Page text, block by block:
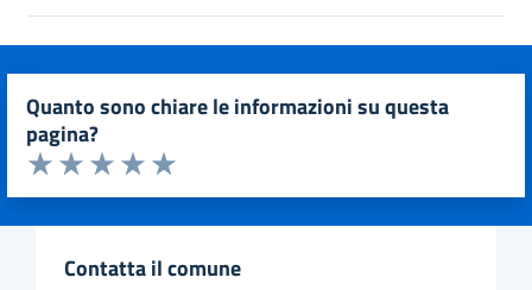
quanto sono chiare le informazioni su questa
pagina?
Valuta da 1 a 5 stelle la pagina
Valuta 5 stelle su 5
Valuta 4 stelle su 5
Valuta 3 stelle su 5
Valuta 2 stelle su 5
Valuta 1 stelle su 5
contatta il comune